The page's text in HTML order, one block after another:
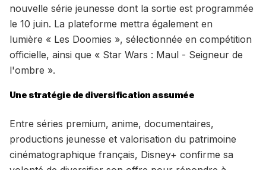
nouvelle série jeunesse dont la sortie est programmée
le 10 juin. La plateforme mettra également en
lumière « Les Doomies », sélectionnée en compétition
officielle, ainsi que « Star Wars : Maul - Seigneur de
l'ombre ».
Une stratégie de diversification assumée
Entre séries premium, anime, documentaires,
productions jeunesse et valorisation du patrimoine
cinématographique français, Disney+ confirme sa